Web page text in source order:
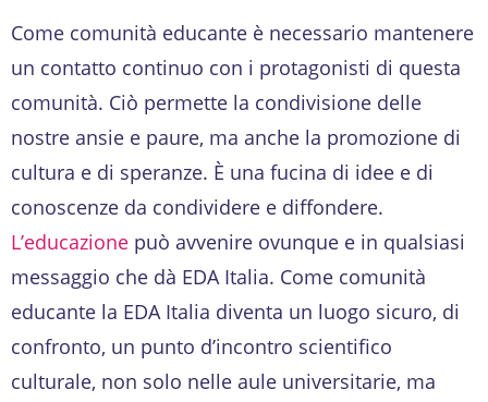
Come comunità educante è necessario mantenere
un contatto continuo con i protagonisti di questa
comunità. Ciò permette la condivisione delle
nostre ansie e paure, ma anche la promozione di
cultura e di speranze. È una fucina di idee e di
conoscenze da condividere e diffondere.
L’educazione può avvenire ovunque e in qualsiasi
messaggio che dà EDA Italia. Come comunità
educante la EDA Italia diventa un luogo sicuro, di
confronto, un punto d’incontro scientifico
culturale, non solo nelle aule universitarie, ma